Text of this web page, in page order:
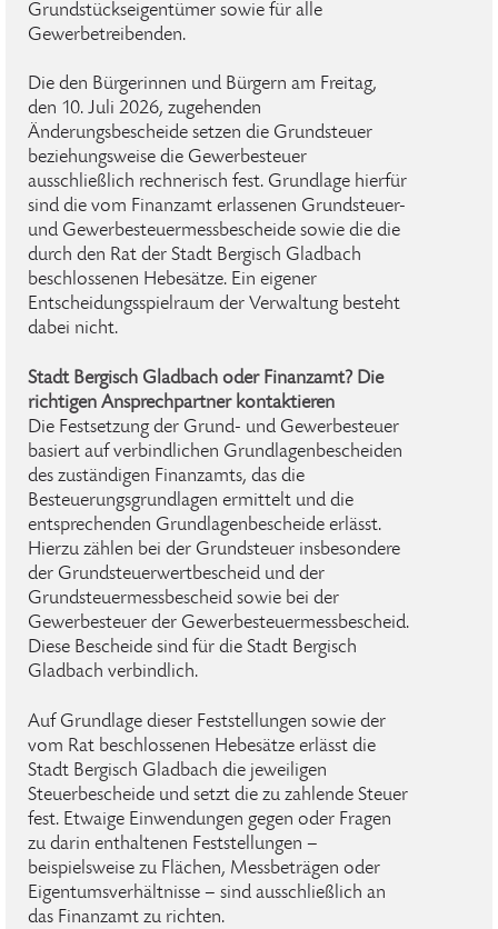
Grundstückseigentümer sowie für alle
Gewerbetreibenden.
Die den Bürgerinnen und Bürgern am Freitag,
den 10. Juli 2026, zugehenden
Änderungsbescheide setzen die Grundsteuer
beziehungsweise die Gewerbesteuer
ausschließlich rechnerisch fest. Grundlage hierfür
sind die vom Finanzamt erlassenen Grundsteuer-
und Gewerbesteuermessbescheide sowie die die
durch den Rat der Stadt Bergisch Gladbach
beschlossenen Hebesätze. Ein eigener
Entscheidungsspielraum der Verwaltung besteht
dabei nicht.
Stadt Bergisch Gladbach oder Finanzamt? Die
richtigen Ansprechpartner kontaktieren
Die Festsetzung der Grund- und Gewerbesteuer
basiert auf verbindlichen Grundlagenbescheiden
des zuständigen Finanzamts, das die
Besteuerungsgrundlagen ermittelt und die
entsprechenden Grundlagenbescheide erlässt.
Hierzu zählen bei der Grundsteuer insbesondere
der Grundsteuerwertbescheid und der
Grundsteuermessbescheid sowie bei der
Gewerbesteuer der Gewerbesteuermessbescheid.
Diese Bescheide sind für die Stadt Bergisch
Gladbach verbindlich.
Auf Grundlage dieser Feststellungen sowie der
vom Rat beschlossenen Hebesätze erlässt die
Stadt Bergisch Gladbach die jeweiligen
Steuerbescheide und setzt die zu zahlende Steuer
fest. Etwaige Einwendungen gegen oder Fragen
zu darin enthaltenen Feststellungen –
beispielsweise zu Flächen, Messbeträgen oder
Eigentumsverhältnisse – sind ausschließlich an
das Finanzamt zu richten.